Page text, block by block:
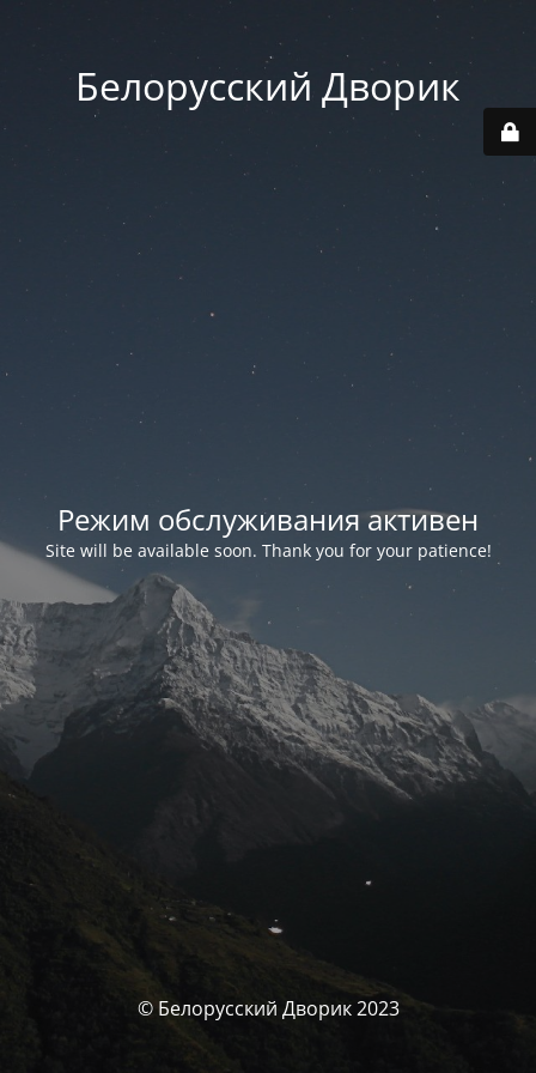
Белорусский Дворик
Режим обслуживания активен
Site will be available soon. Thank you for your patience!
© Белорусский Дворик 2023